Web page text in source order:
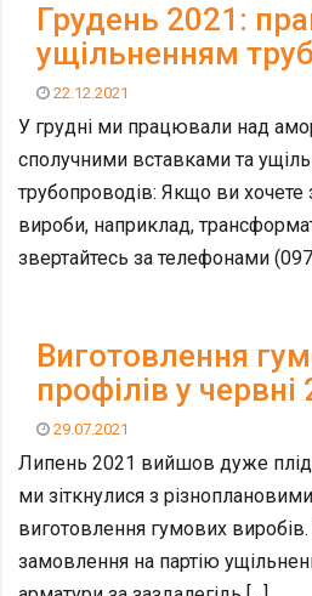
Грудень 2021:
ущільненням
22.12.2021
У грудні ми працювали над
сполучними вставками та
трубопроводів: Якщо ви хочете
вироби, наприклад,
звертайтесь за телефонами
Виготовлення
профілів у
29.07.2021
Липень 2021 вийшов дуже
ми зіткнулися з
виготовлення гумових
замовлення на партію